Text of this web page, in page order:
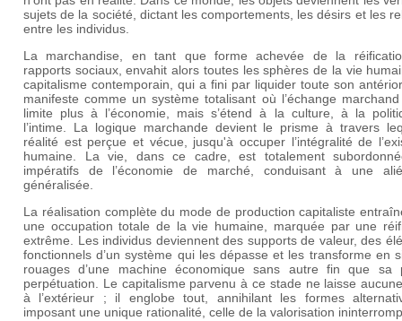
sujets de la société, dictant les comportements, les désirs et les
entre les individus.
La marchandise, en tant que forme achevée de la
rapports sociaux, envahit alors toutes les sphères de la vie
capitalisme contemporain, qui a fini par liquider toute son
manifeste comme un système totalisant où l’échange
limite plus à l’économie, mais s’étend à la culture, à la
l’intime. La logique marchande devient le prisme à travers
réalité est perçue et vécue, jusqu'à occuper l’intégralité de
humaine. La vie, dans ce cadre, est totalement
impératifs de l’économie de marché, conduisant à une
généralisée.
La réalisation complète du mode de production capitaliste
une occupation totale de la vie humaine, marquée par une
extrême. Les individus deviennent des supports de valeur, des
fonctionnels d’un système qui les dépasse et les transforme en
rouages d’une machine économique sans autre fin que sa
perpétuation. Le capitalisme parvenu à ce stade ne laisse
à l’extérieur ; il englobe tout, annihilant les formes
imposant une unique rationalité, celle de la valorisation